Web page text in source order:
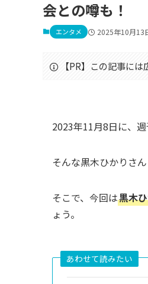
会との噂も！
エンタメ 2025年10月13
【PR】この記事に
2023年11月8日に、
そんな黒木ひかりさ
そこで、今回は黒木
ょう。
あわせて読みたい